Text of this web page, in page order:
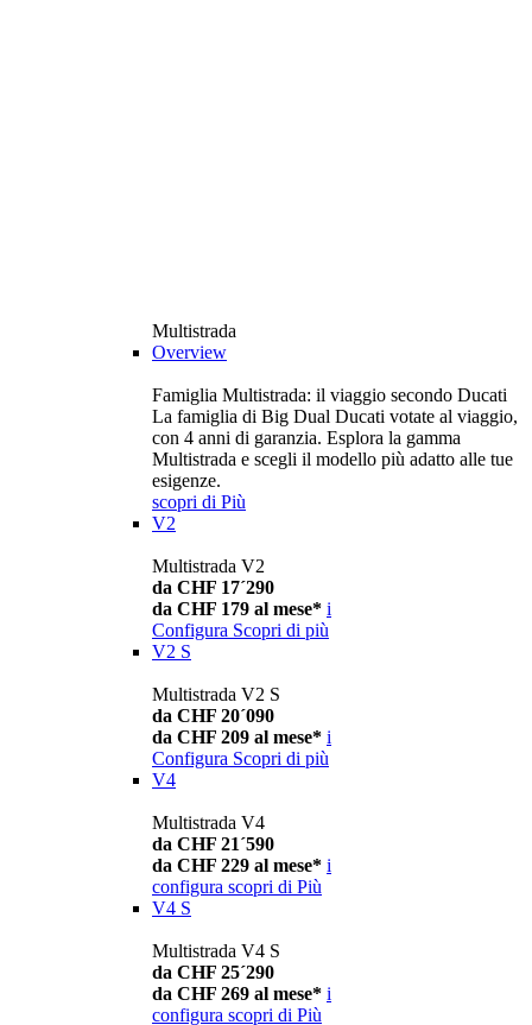
Multistrada
Overview
Famiglia Multistrada: il viaggio secondo Ducati
La famiglia di Big Dual Ducati votate al viaggio,
con 4 anni di garanzia. Esplora la gamma
Multistrada e scegli il modello più adatto alle tue
esigenze.
scopri di Più
V2
Multistrada V2
da CHF 17´290
da CHF 179 al mese* i
Configura Scopri di più
V2 S
Multistrada V2 S
da CHF 20´090
da CHF 209 al mese* i
Configura Scopri di più
V4
Multistrada V4
da CHF 21´590
da CHF 229 al mese* i
configura scopri di Più
V4 S
Multistrada V4 S
da CHF 25´290
da CHF 269 al mese* i
configura scopri di Più